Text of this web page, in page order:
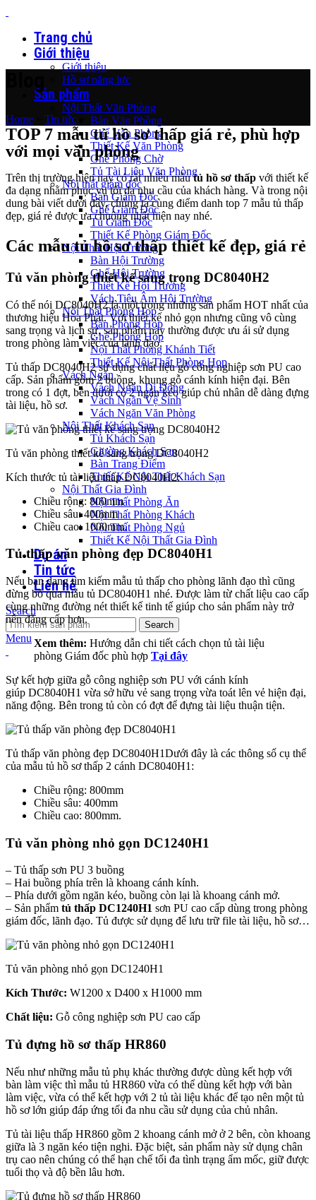
Trang chủ
Giới thiệu
Giới thiệu
Hồ sơ năng lực
Sản phẩm
Nội Thất Văn Phòng
Bàn Văn Phòng
Ghế Văn Phòng
Thiết Kế Văn Phòng
Ghế Phòng Chờ
Tủ Tài Liệu Văn Phòng
Nội thất giám đốc
Bàn Giám Đốc
Ghế Giám Đốc
Tủ Giám Đốc
Thiết Kế Phòng Giám Đốc
Nội Thất Hội Trường
Bàn Hội Trường
Ghế Hội Trường
Thiết Kế Hội Trường
Vách Tiêu Âm Hội Trường
Nội Thất Phòng Họp
Bàn Phòng Họp
Ghế Phòng Họp
Nội Thất Phòng Khánh Tiết
Thiết Kế Nội Thất Phòng Họp
Vách Ngăn
Vách Ngăn Di Động
Vách Ngăn Vệ Sinh
Vách Ngăn Văn Phòng
Nội Thất Khách Sạn
Tủ Khách Sạn
Giường Khách Sạn
Bàn Trang Điểm
Thiết Kế Nội Thất Khách Sạn
Nội Thất Gia Đình
Nội Thất Phòng Ăn
Nội Thất Phòng Khách
Nội Thất Phòng Ngủ
Thiết Kế Nội Thất Gia Đình
Dự án
Tin tức
Liên hệ
Search
Search
Menu
Blog
Home Tin tức
TOP 7 mẫu tủ hồ sơ thấp giá rẻ, phù hợp
với mọi văn phòng
Trên thị trường hiện nay có rất nhiều mẫutủ hồ sơ thấp với thiết kế
đa dạng nhằm phục vụ tối đa nhu cầu của khách hàng. Và trong nội
dung bài viết dưới đây, chúng ta cùng điểm danh top 7 mẫu tủ thấp
đẹp, giá rẻ được ưa chuộng nhất hiện nay nhé.
Các mẫu tủ hồ sơ thấp thiết kế đẹp, giá rẻ
Tủ văn phòng thiết kế sang trọng DC8040H2
Có thể nói DC8040H2 là một trong những sản phẩm HOT nhất của
thương hiệu Hòa Phát. Với thiết kế nhỏ gọn nhưng cũng vô cùng
sang trọng và lịch sự, sản phẩm này thường được ưu ái sử dụng
trong phòng làm việc của lãnh đạo.
Tủ thấp DC8040H2 sử dụng chất liệu gỗ công nghiệp sơn PU cao
cấp. Sản phẩm gồm 2 buồng, khung gỗ cánh kính hiện đại. Bên
trong có 1 đợt, bên dưới có 2 ngăn kéo giúp chủ nhân dễ dàng đựng
tài liệu, hồ sơ.
Tủ văn phòng thiết kế sang trọng DC8040H2
Kích thước tủ tài liệu thấp DC8040H2:
Chiều rộng: 800mm
Chiều sâu: 400mm
Chiều cao: 1000mm.
Tủ thấp văn phòng đẹp DC8040H1
Nếu bạn dang tìm kiếm mẫu tủ thấp cho phòng lãnh đạo thì cũng
đừng bỏ qua mẫu tủ DC8040H1 nhé. Được làm từ chất liệu cao cấp
cùng những đường nét thiết kế tinh tế giúp cho sản phẩm này trở
nên đẳng cấp hơn.
Xem thêm: Hướng dẫn chi tiết cách chọn tủ tài liệu
phòng Giám đốc phù hợp Tại đây
Sự kết hợp giữa gỗ công nghiệp sơn PU với cánh kính
giúp DC8040H1 vừa sở hữu vẻ sang trọng vừa toát lên vẻ hiện đại,
năng động. Bên trong tủ còn có đợt để đựng tài liệu thuận tiện.
Tủ thấp văn phòng đẹp DC8040H1Dưới đây là các thông số cụ thể
của mẫu tủ hồ sơ thấp 2 cánh DC8040H1:
Chiều rộng: 800mm
Chiều sâu: 400mm
Chiều cao: 800mm.
Tủ văn phòng nhỏ gọn DC1240H1
– Tủ thấp sơn PU 3 buồng
– Hai buồng phía trên là khoang cánh kính.
– Phía dưới gồm ngăn kéo, buồng còn lại là khoang cánh mở.
– Sản phẩm tủ thấp DC1240H1 sơn PU cao cấp dùng trong phòng
giám đốc, lãnh đạo. Tủ được sử dụng để lưu trữ file tài liệu, hồ sơ…
Tủ văn phòng nhỏ gọn DC1240H1
Kích Thước: W1200 x D400 x H1000 mm
Chất liệu: Gỗ công nghiệp sơn PU cao cấp
Tủ đựng hồ sơ thấp HR860
Nếu như những mẫu tủ phụ khác thường được dùng kết hợp với
bàn làm việc thì mẫu tủ HR860 vừa có thể dùng kết hợp với bàn
làm việc, vừa có thể kết hợp với 2 tủ tài liệu khác để tạo nên một tủ
hồ sơ lớn giúp đáp ứng tối đa nhu cầu sử dụng của chủ nhân.
Tủ tài liệu thấp HR860 gồm 2 khoang cánh mở ở 2 bên, còn khoang
giữa là 3 ngăn kéo tiện nghi. Đặc biệt, sản phẩm này sử dụng chân
trụ cao nên chúng có thể hạn chế tối đa tình trạng ẩm mốc, giữ được
tuổi thọ và độ bền lâu hơn.